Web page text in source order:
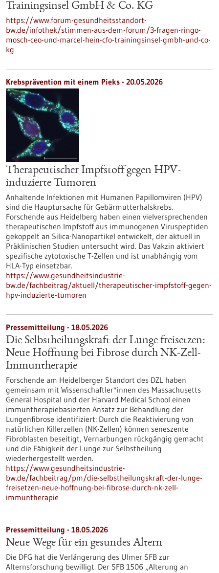
Trainingsinsel GmbH & Co. KG
https://www.forum-gesundheitsstandort-
bw.de/infothek/stimmen-aus-dem-forum/3-fragen-ringo-
mosch-ceo-und-marcel-hein-cfo-trainingsinsel-gmbh-und-co-
kg
Krebsprävention mit einem Pieks - 20.05.2026
Therapeutischer Impfstoff gegen HPV-
induzierte Tumoren
Anhaltende Infektionen mit Humanen Papillomviren (HPV)
sind die Hauptursache für Gebärmutterhalskrebs.
Forschende aus Heidelberg haben einen vielversprechenden
therapeutischen Impfstoff aus immunogenen Viruspeptiden
gekoppelt an Silica-Nanopartikel entwickelt, der aktuell in
Präklinischen Studien untersucht wird. Das Vakzin aktiviert
spezifische zytotoxische T-Zellen und ist unabhängig vom
HLA-Typ einsetzbar.
https://www.gesundheitsindustrie-
bw.de/fachbeitrag/aktuell/therapeutischer-impfstoff-gegen-
hpv-induzierte-tumoren
Pressemitteilung - 18.05.2026
Die Selbstheilungskraft der Lunge freisetzen:
Neue Hoffnung bei Fibrose durch NK-Zell-
Immuntherapie
Forschende am Heidelberger Standort des DZL haben
gemeinsam mit Wissenschaftler*innen des Massachusetts
General Hospital und der Harvard Medical School einen
immuntherapiebasierten Ansatz zur Behandlung der
Lungenfibrose identifiziert: Durch die Reaktivierung von
natürlichen Killerzellen (NK-Zellen) können seneszente
Fibroblasten beseitigt, Vernarbungen rückgängig gemacht
und die Fähigkeit der Lunge zur Selbstheilung
wiederhergestellt werden.
https://www.gesundheitsindustrie-
bw.de/fachbeitrag/pm/die-selbstheilungskraft-der-lunge-
freisetzen-neue-hoffnung-bei-fibrose-durch-nk-zell-
immuntherapie
Pressemitteilung - 18.05.2026
Neue Wege für ein gesundes Altern
Die DFG hat die Verlängerung des Ulmer SFB zur
Alternsforschung bewilligt. Der SFB 1506 „Alterung an